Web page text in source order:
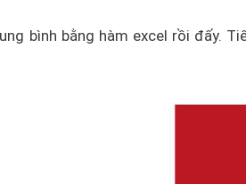
bình bằng hàm excel rồi đấy.